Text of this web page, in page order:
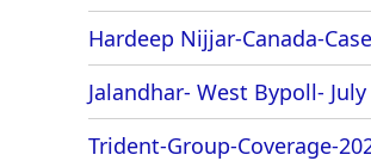
Hardeep Nijjar-Canada-
Jalandhar- West Bypoll-
Trident-Group-Coverage-